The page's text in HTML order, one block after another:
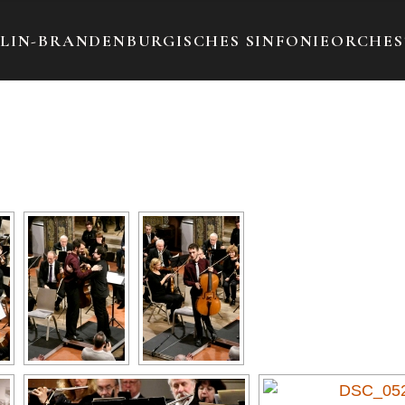
BRANDENBURGISCHES